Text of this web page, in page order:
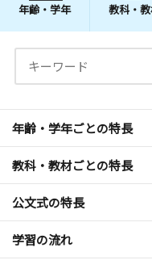
年齢・学年 教科・
年齢・学年ごとの特長
教科・教材ごとの特長
公文式の特長
学習の流れ